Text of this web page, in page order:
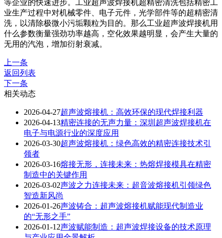
等企业的快速进步。工业超声波焊接机超精密清洗包括精密工
业生产过程中对机械零件、电子元件，光学部件等的超精密清
洗，以清除极微小污垢颗粒为目的。那么工业超声波焊接机用
什么参数衡量强劲功率越高，空化效果越明显，会产生大量的
无用的汽泡，增加衍射衰减。
上一条
返回列表
下一条
相关动态
2026-04-27超声波熔接机：高效环保的现代焊接利器
2026-04-13精密连接的无声力量：深圳超声波焊接机在
电子与电源行业的深度应用
2026-03-30超声波熔接机：绿色高效的精密连接技术引
领者
2026-03-16熔接无形，连接未来：热熔焊接模具在精密
制造中的关键作用
2026-03-02声波之力连接未来：超音波熔接机引领绿色
智造新风尚
2026-01-26声波铸合：超声波熔接机赋能现代制造业
的“无形之手”
2026-01-12声波赋能制造：超声波焊接设备的技术原理